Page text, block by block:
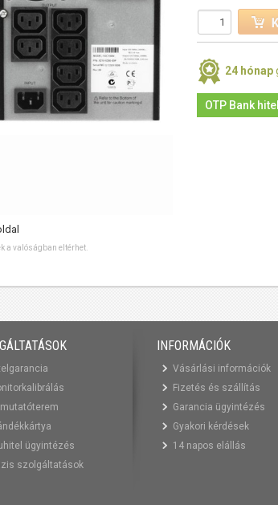
a valóságban eltérhet.
24 hónap
OTP Bank
ügyintézés
szolgáltatások
INFORMÁCIÓK
Vásárlási információk
Fizetés és szállítás
Garancia ügyintézés
Gyakori kérdések
14 napos elállás